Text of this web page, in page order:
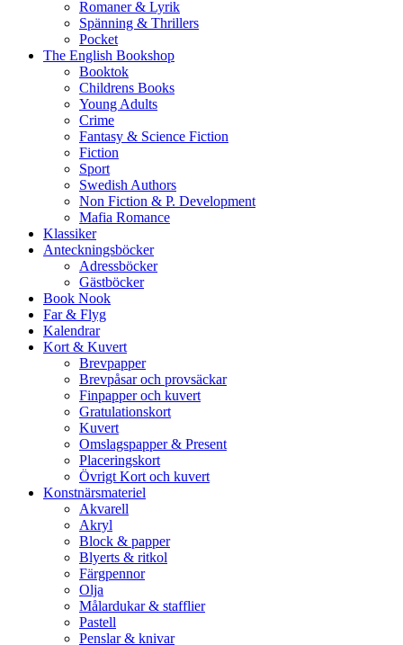
Romaner & Lyrik
Spänning & Thrillers
Pocket
The English Bookshop
Booktok
Childrens Books
Young Adults
Crime
Fantasy & Science Fiction
Fiction
Sport
Swedish Authors
Non Fiction & P. Development
Mafia Romance
Klassiker
Anteckningsböcker
Adressböcker
Gästböcker
Book Nook
Far & Flyg
Kalendrar
Kort & Kuvert
Brevpapper
Brevpåsar och provsäckar
Finpapper och kuvert
Gratulationskort
Kuvert
Omslagspapper & Present
Placeringskort
Övrigt Kort och kuvert
Konstnärsmateriel
Akvarell
Akryl
Block & papper
Blyerts & ritkol
Färgpennor
Olja
Målardukar & stafflier
Pastell
Penslar & knivar